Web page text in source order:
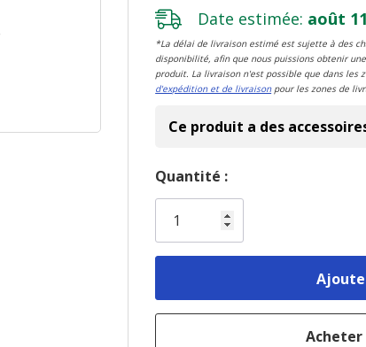
Date estimée: août
*La délai de livraison estimé est sujette à des
disponibilité, afin que nous puissions obtenir
produit. La livraison n'est possible que dans les
d'expédition et de livraisonpour les zones de
Ce produit a des
Dépêchez-
vous!
plus
Quantité :